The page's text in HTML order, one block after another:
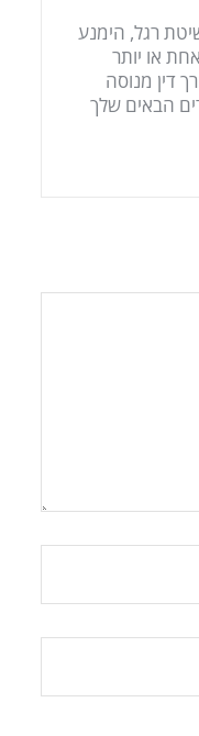
רגל, הימנע
או יותר
דין מנוסה
הבאים שלך